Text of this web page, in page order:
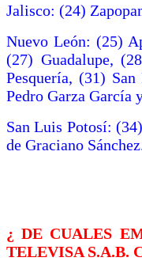
Jalisco: (24)
Nuevo León: (25)
(27) Guadalupe,
Pesquería, (31)
Pedro Garza García
San Luis Potosí:
de Graciano
¿ DE CUALES
TELEVISA S.A.B.